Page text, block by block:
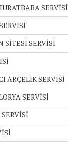
SERVİSİ
SİTESİ SERVİSİ
ARÇELİK SERVİSİ
SERVİSİ